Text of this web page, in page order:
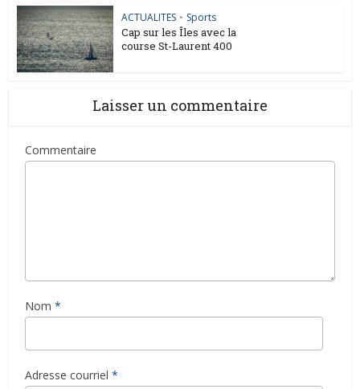
ACTUALITES • Sports
Cap sur les Îles avec la
course St-Laurent 400
Laisser un commentaire
Commentaire
Nom *
Adresse courriel *